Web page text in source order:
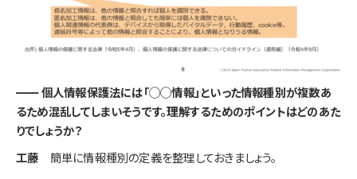
━━ 個人情報保護法には「◯◯情報」といった情報種別が複数あ
るため混乱してしまいそうです。理解するためのポイントはどのあた
りでしょうか？
工藤 簡単に情報種別の定義を整理しておきましょう。